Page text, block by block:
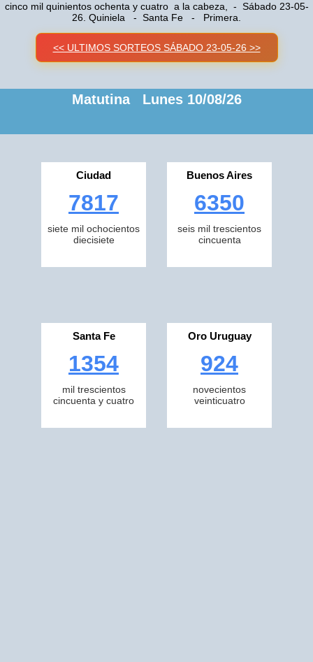
cinco mil quinientos ochenta y cuatro a la cabeza, - Sábado 23-05-
26. Quiniela - Santa Fe - Primera.
<< ULTIMOS SORTEOS SÁBADO 23-05-26 >>
Matutina Lunes 10/08/26
Ciudad
7817
siete mil ochocientos
diecisiete
Buenos Aires
6350
seis mil trescientos
cincuenta
Santa Fe
1354
mil trescientos
cincuenta y cuatro
Oro Uruguay
924
novecientos
veinticuatro